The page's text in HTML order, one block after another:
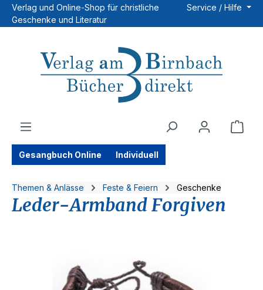
Zum Hauptinhalt springen
Verlag und Online-Shop für christliche
Geschenke und Literatur
Service / Hilfe
Gesangbuch Online Individuell
Themen & Anlässe Feste & Feiern Geschenke
Leder-Armband Forgiven